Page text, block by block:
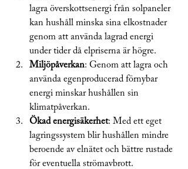
lagra överskottsenergi från solpaneler
kan hushåll minska sina elkostnader
genom att använda lagrad energi
under tider då elpriserna är högre.
Miljöpåverkan: Genom att lagra och
använda egenproducerad förnybar
energi minskar hushållen sin
klimatpåverkan.
Ökad energisäkerhet: Med ett eget
lagringssystem blir hushållen mindre
beroende av elnätet och bättre rustade
för eventuella strömavbrott.